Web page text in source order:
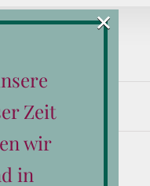
Zeit
wir
in
×